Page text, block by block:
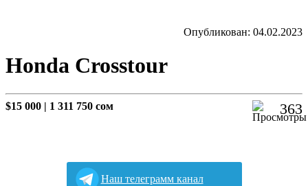
Опубликован: 04.02.2023
Honda Crosstour
$15 000 | 1 311 750 сом 363
Наш телеграмм канал